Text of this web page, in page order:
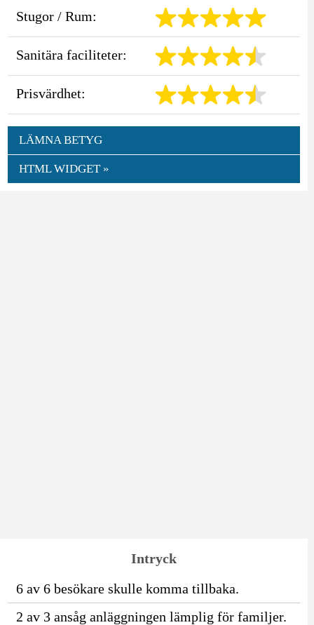
Stugor / Rum:
Sanitära faciliteter:
Prisvärdhet:
LÄMNA BETYG
HTML WIDGET »
Intryck
6 av 6 besökare skulle komma tillbaka.
2 av 3 ansåg anläggningen lämplig för familjer.